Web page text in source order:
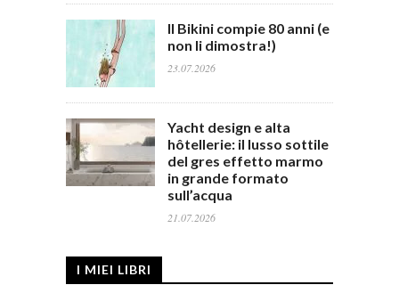
Il Bikini compie 80 anni (e
non li dimostra!)
23.07.2026
Yacht design e alta
hôtellerie: il lusso sottile
del gres effetto marmo
in grande formato
sull’acqua
21.07.2026
I MIEI LIBRI